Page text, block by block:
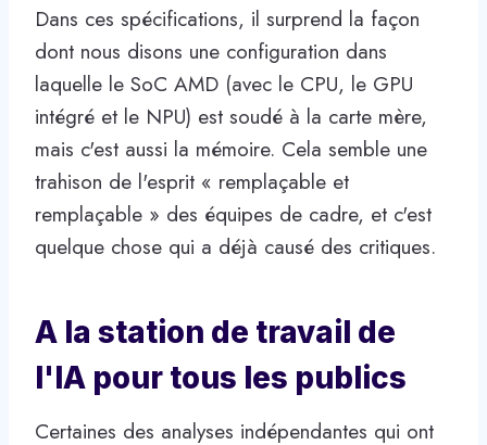
Dans ces spécifications, il surprend la façon
dont nous disons une configuration dans
laquelle le SoC AMD (avec le CPU, le GPU
intégré et le NPU) est soudé à la carte mère,
mais c'est aussi la mémoire. Cela semble une
trahison de l'esprit « remplaçable et
remplaçable » des équipes de cadre, et c'est
quelque chose qui a déjà causé des critiques.
A la station de travail de
l'IA pour tous les publics
Certaines des analyses indépendantes qui ont